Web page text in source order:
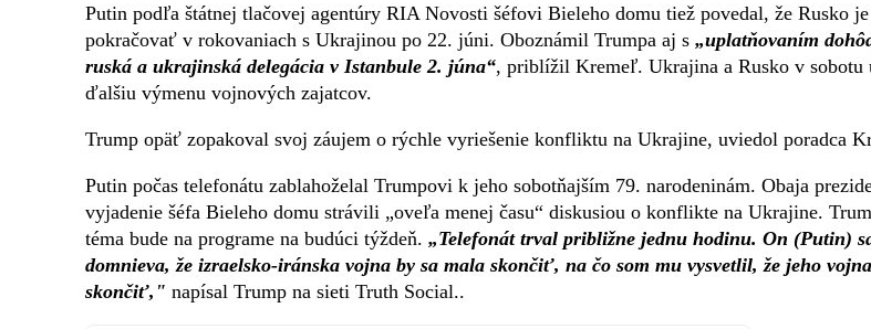
Putin podľa štátnej tlačovej agentúry RIA Novosti šéfovi Bieleho domu tiež povedal, že Rusko
pokračovať v rokovaniach s Ukrajinou po 22. júni. Oboznámil Trumpa aj s „uplatňovaním
ruská a ukrajinská delegácia v Istanbule 2. júna“, priblížil Kremeľ. Ukrajina a Rusko v sobotu
ďalšiu výmenu vojnových zajatcov.
Trump opäť zopakoval svoj záujem o rýchle vyriešenie konfliktu na Ukrajine, uviedol poradca
Putin počas telefonátu zablahoželal Trumpovi k jeho sobotňajším 79. narodeninám. Obaja
vyjadenie šéfa Bieleho domu strávili „oveľa menej času“ diskusiou o konflikte na Ukrajine.
téma bude na programe na budúci týždeň. „Telefonát trval približne jednu hodinu. On (Putin)
domnieva, že izraelsko-iránska vojna by sa mala skončiť, na čo som mu vysvetlil, že jeho
skončiť," napísal Trump na sieti Truth Social..